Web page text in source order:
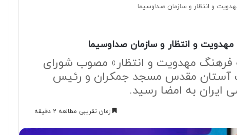
و انتظار و سازمان صداوسیما
و انتظار و سازمان صداوسیما
فرهنگ مهدویت و انتظار» مصوب شورای
آستان مقدس مسجد جمکران و رئیس
ایران به امضا رسید.
زمان تقریبی مطالعه 2 دقیقه